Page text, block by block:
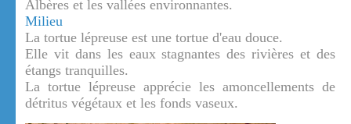
Albères et les vallées environnantes.
Milieu
La tortue lépreuse est une tortue d'eau douce.
Elle vit dans les eaux stagnantes des rivières et des
étangs tranquilles.
La tortue lépreuse apprécie les amoncellements de
détritus végétaux et les fonds vaseux.